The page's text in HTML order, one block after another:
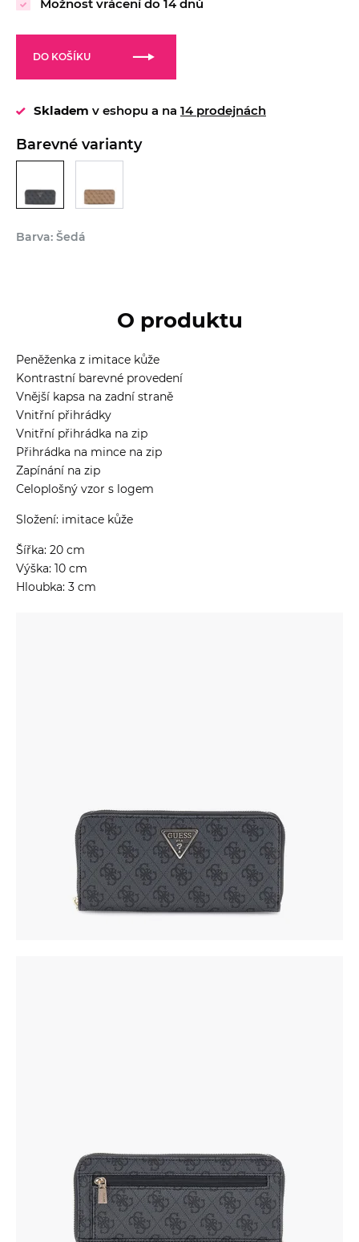
Možnost vrácení do 14 dnů
DO KOŠÍKU
Skladem v eshopu a na 14 prodejnách
Barevné varianty
Barva: Šedá
O produktu
Peněženka z imitace kůže
Kontrastní barevné provedení
Vnější kapsa na zadní straně
Vnitřní přihrádky
Vnitřní přihrádka na zip
Přihrádka na mince na zip
Zapínání na zip
Celoplošný vzor s logem
Složení: imitace kůže
Šířka: 20 cm
Výška: 10 cm
Hloubka: 3 cm